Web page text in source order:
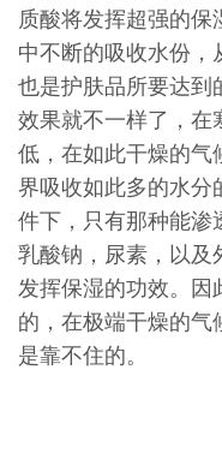
质酸将发挥超强的
中不断的吸收水份，
也是护肤品所要达到
效果就不一样了，在
低，在如此干燥的气
界吸收如此多的水分
件下，只有那种能渗
乳酸钠，尿素，以及
发挥保湿的功效。因
的，在极端干燥的气
是靠不住的。